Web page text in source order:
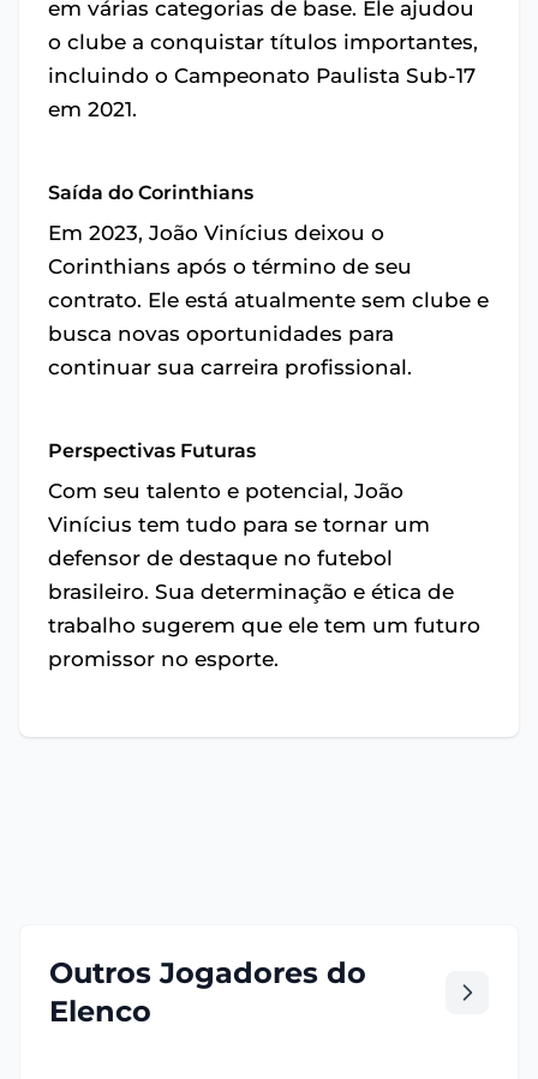
em várias categorias de base. Ele ajudou
o clube a conquistar títulos importantes,
incluindo o Campeonato Paulista Sub-17
em 2021.
Saída do Corinthians
Em 2023, João Vinícius deixou o
Corinthians após o término de seu
contrato. Ele está atualmente sem clube e
busca novas oportunidades para
continuar sua carreira profissional.
Perspectivas Futuras
Com seu talento e potencial, João
Vinícius tem tudo para se tornar um
defensor de destaque no futebol
brasileiro. Sua determinação e ética de
trabalho sugerem que ele tem um futuro
promissor no esporte.
Outros Jogadores do
Elenco